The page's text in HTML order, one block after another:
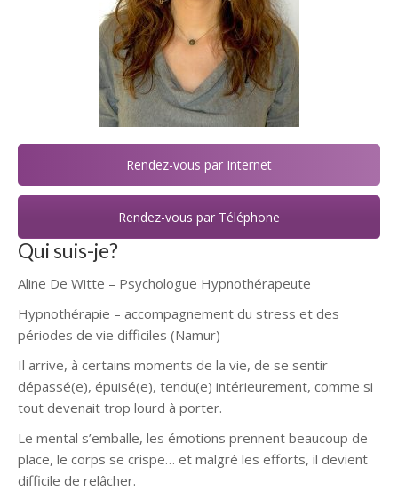
Qui suis-je?
Aline De Witte – Psychologue Hypnothérapeute
Hypnothérapie – accompagnement du stress et des
périodes de vie difficiles (Namur)
Il arrive, à certains moments de la vie, de se sentir
dépassé(e), épuisé(e), tendu(e) intérieurement, comme si
tout devenait trop lourd à porter.
Le mental s’emballe, les émotions prennent beaucoup de
place, le corps se crispe… et malgré les efforts, il devient
difficile de relâcher.
Rendez-vous par Internet
Rendez-vous par Téléphone